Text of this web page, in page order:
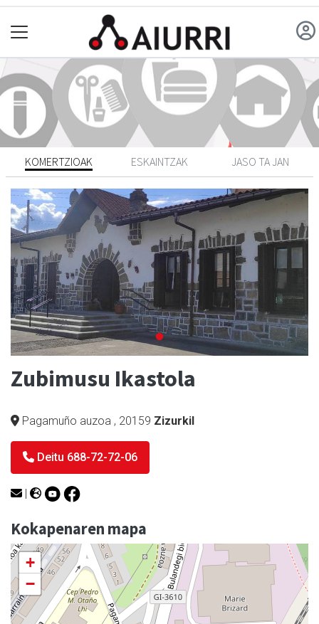
KOMERTZIOAK ESKAINTZAK JASO TA JAN
Zubimusu Ikastola
Pagamuño auzoa , 20159 Zizurkil
Deitu 688-72-72-06
|
Kokapenaren mapa
+
−